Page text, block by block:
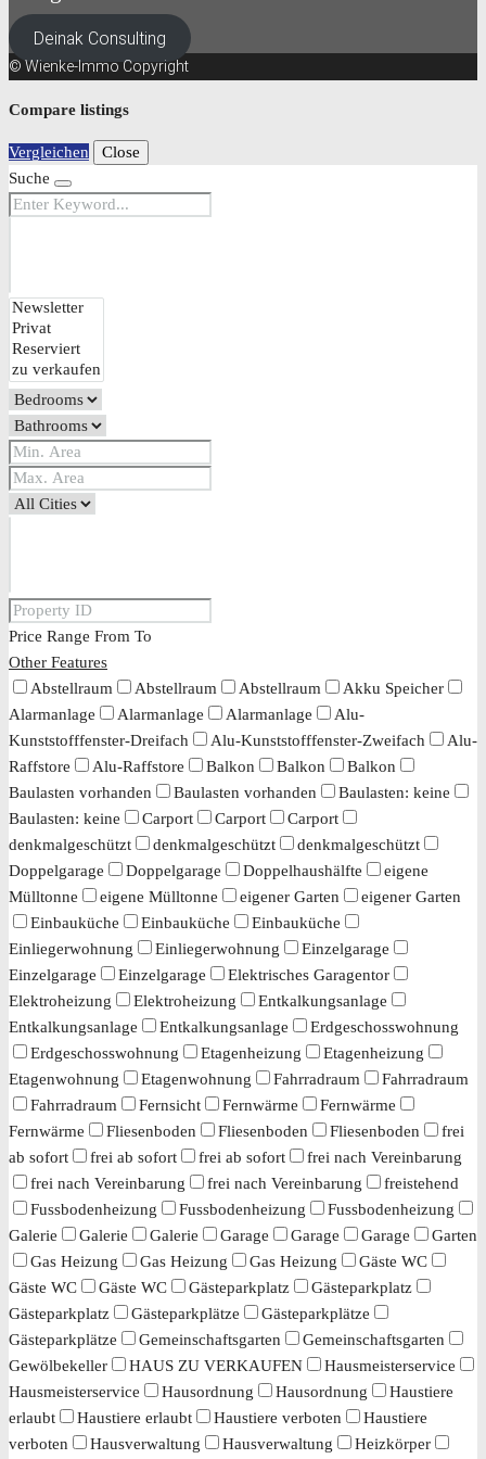
Deinak Consulting
© Wienke-Immo Copyright
Compare listings
Vergleichen
Close
Suche
Price Range From To
Other Features
Abstellraum
Abstellraum Abstellraum
Akku Speicher
Alarmanlage
Alarmanlage Alarmanlage
Alu-
Kunststofffenster-Dreifach
Alu-Kunststofffenster-Zweifach
Alu-
Raffstore
Alu-Raffstore Balkon Balkon
Balkon
Baulasten vorhanden
Baulasten vorhanden
Baulasten: keine
Baulasten: keine
Carport Carport
Carport
denkmalgeschützt
denkmalgeschützt
denkmalgeschützt
Doppelgarage
Doppelgarage Doppelhaushälfte
eigene
Mülltonne
eigene Mülltonne eigener Garten
eigener Garten
Einbauküche
Einbauküche
Einbauküche
Einliegerwohnung
Einliegerwohnung
Einzelgarage
Einzelgarage
Einzelgarage
Elektrisches Garagentor
Elektroheizung
Elektroheizung
Entkalkungsanlage
Entkalkungsanlage
Entkalkungsanlage
Erdgeschosswohnung
Erdgeschosswohnung
Etagenheizung
Etagenheizung
Etagenwohnung
Etagenwohnung Fahrradraum
Fahrradraum
Fahrradraum
Fernsicht Fernwärme
Fernwärme
Fernwärme
Fliesenboden Fliesenboden Fliesenboden
frei
ab sofort
frei ab sofort frei ab sofort
frei nach Vereinbarung
frei nach Vereinbarung
frei nach Vereinbarung
freistehend
Fussbodenheizung
Fussbodenheizung
Fussbodenheizung
Galerie
Galerie Galerie Garage Garage Garage
Garten
Gas Heizung
Gas Heizung Gas Heizung
Gäste WC
Gäste WC
Gäste WC Gästeparkplatz
Gästeparkplatz
Gästeparkplatz
Gästeparkplätze
Gästeparkplätze
Gästeparkplätze
Gemeinschaftsgarten
Gemeinschaftsgarten
Gewölbekeller
HAUS ZU VERKAUFEN
Hausmeisterservice
Hausmeisterservice
Hausordnung Hausordnung
Haustiere
erlaubt
Haustiere erlaubt Haustiere verboten
Haustiere
verboten
Hausverwaltung Hausverwaltung Heizkörper